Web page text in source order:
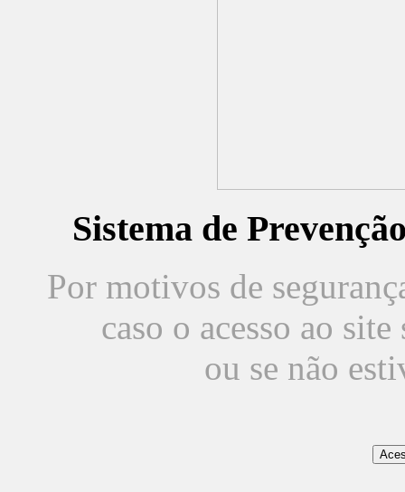
Sistema de
Por motivos de
caso o acesso ao
ou se não